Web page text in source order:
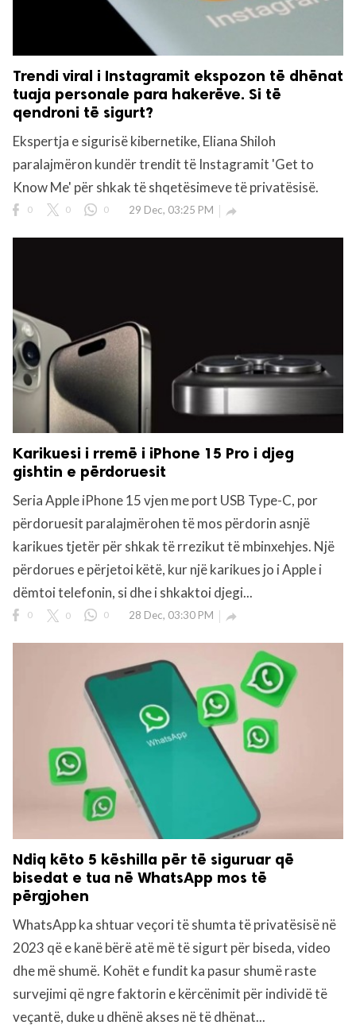
Trendi viral i Instagramit ekspozon të dhënat
tuaja personale para hakerëve. Si të
qendroni të sigurt?
Ekspertja e sigurisë kibernetike, Eliana Shiloh
paralajmëron kundër trendit të Instagramit 'Get to
Know Me' për shkak të shqetësimeve të privatësisë.
0 0 0 29 Dec, 03:25 PM 
Karikuesi i rremë i iPhone 15 Pro i djeg
gishtin e përdoruesit
Seria Apple iPhone 15 vjen me port USB Type-C, por
përdoruesit paralajmërohen të mos përdorin asnjë
karikues tjetër për shkak të rrezikut të mbinxehjes. Një
përdorues e përjetoi këtë, kur një karikues jo i Apple i
dëmtoi telefonin, si dhe i shkaktoi djegi...
0 0 0 28 Dec, 03:30 PM 
Ndiq këto 5 këshilla për të siguruar që
bisedat e tua në WhatsApp mos të
përgjohen
WhatsApp ka shtuar veçori të shumta të privatësisë në
2023 që e kanë bërë atë më të sigurt për biseda, video
dhe më shumë. Kohët e fundit ka pasur shumë raste
survejimi që ngre faktorin e kërcënimit për individë të
veçantë, duke u dhënë akses në të dhënat...